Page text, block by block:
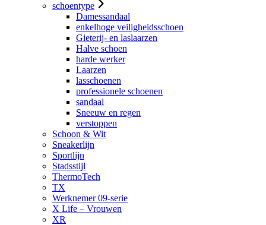
schoentype
Damessandaal
enkelhoge veiligheidsschoen
Gieterij- en laslaarzen
Halve schoen
harde werker
Laarzen
lasschoenen
professionele schoenen
sandaal
Sneeuw en regen
verstoppen
Schoon & Wit
Sneakerlijn
Sportlijn
Stadsstijl
ThermoTech
TX
Werknemer 09-serie
X Life – Vrouwen
XR